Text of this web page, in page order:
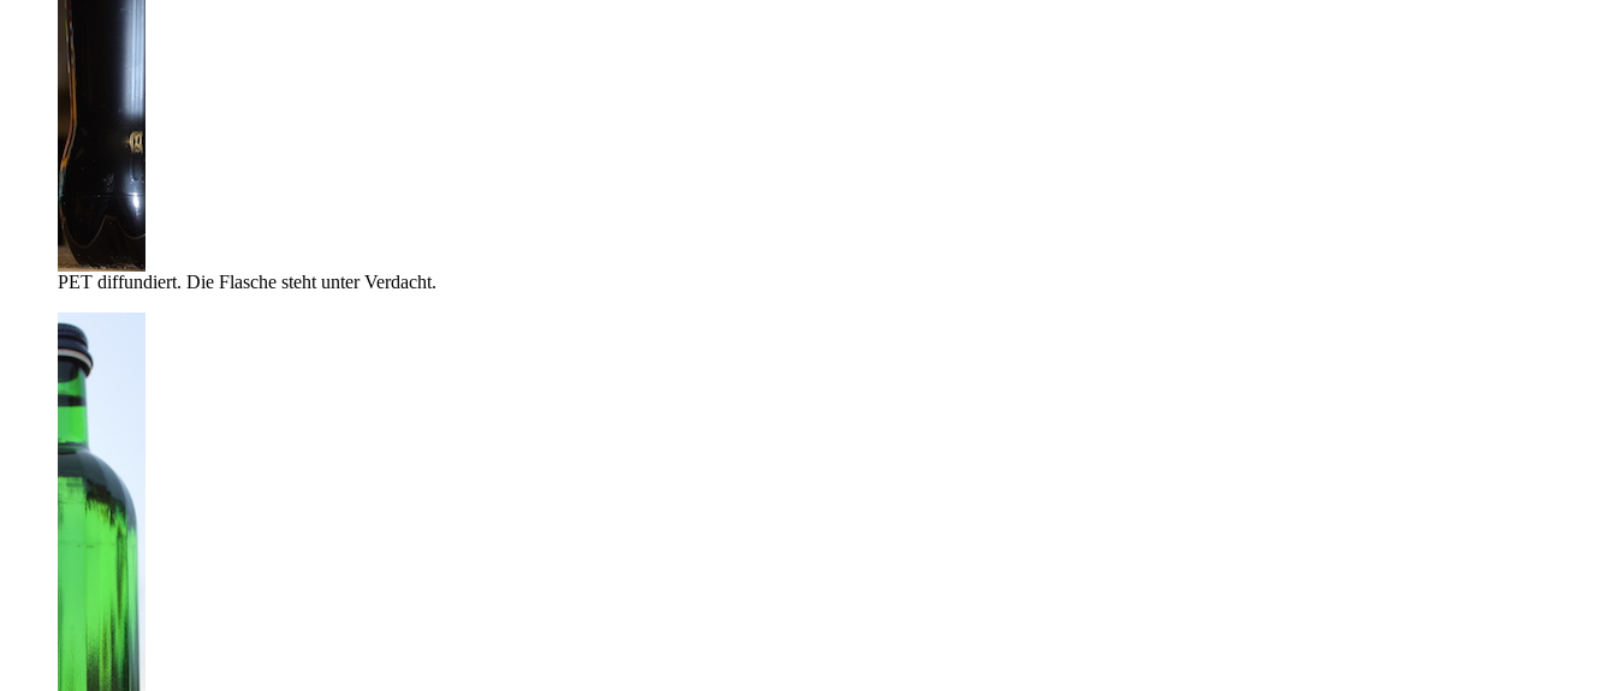
PET diffundiert. Die Flasche steht unter Verdacht.